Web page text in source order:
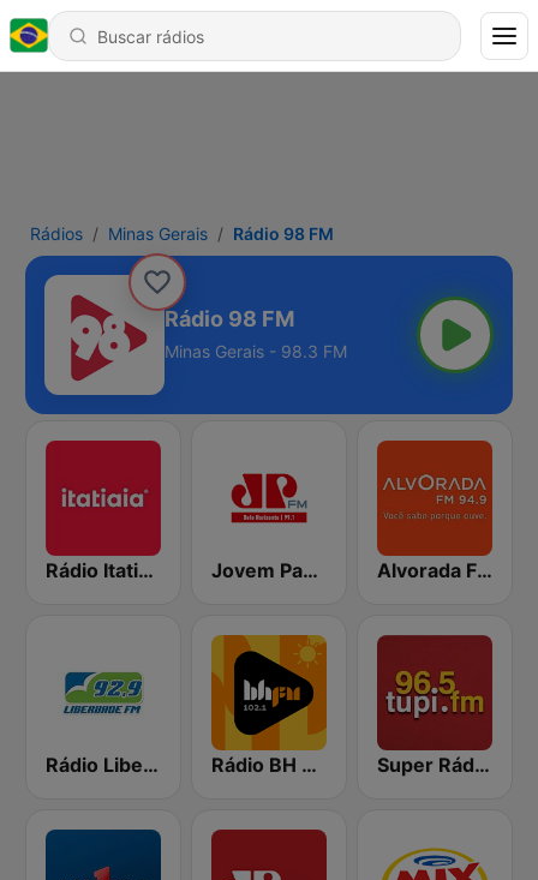
Rádios Minas Gerais Rádio 98 FM
Rádio 98 FM
Minas Gerais - 98.3 FM
Rádio Itatiaia FM Jovem Pan FM Belo Horizonte Alvorada FM 94.9
Rádio Liberdade FM 92.9 Rádio BH FM Super Rádio Tupi